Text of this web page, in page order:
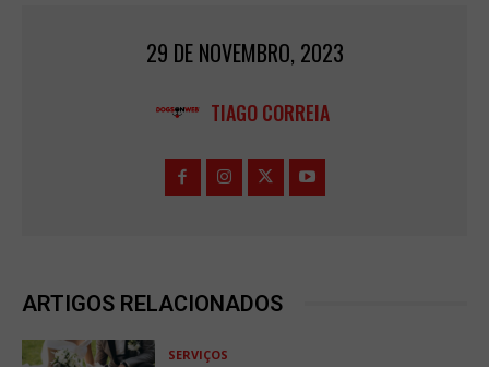
29 DE NOVEMBRO, 2023
TIAGO CORREIA
ARTIGOS RELACIONADOS
SERVIÇOS